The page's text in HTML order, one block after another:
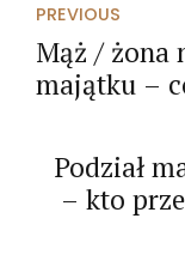
PREVIOUS
Mąż / żona
majątku –
Podział
– kto